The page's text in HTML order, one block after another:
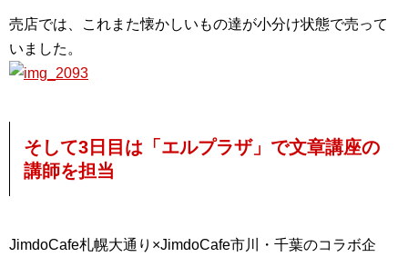
売店では、これまた懐かしいもの達が小分け状態で売って
いました。
そして3日目は「エルプラザ」で文章講座の
講師を担当
JimdoCafe札幌大通り×JimdoCafe市川・千葉のコラボ企